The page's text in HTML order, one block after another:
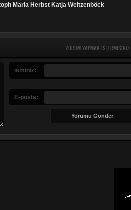
Maria Herbst Katja Weitzenböck
YORUM YAPMAK
isminiz:
E-posta: